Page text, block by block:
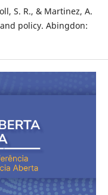
S. R., & Martinez, A.
policy. Abingdon: